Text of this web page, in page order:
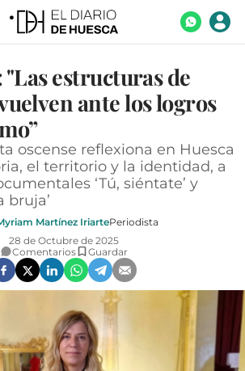
estructuras de
ante los logros
oscense reflexiona en Huesca
el territorio y la identidad, a
‘Tú, siéntate’ y
bruja’
Martínez IriartePeriodista
28 de Octubre de 2025
Comentarios
Guardar